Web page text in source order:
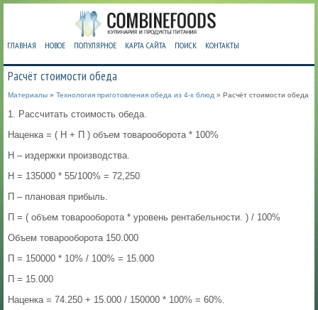
ГЛАВНАЯ НОВОЕ ПОПУЛЯРНОЕ КАРТА САЙТА ПОИСК КОНТАКТЫ
Расчёт стоимости обеда
Материалы » Технология приготовления обеда из 4-х блюд » Расчёт стоимости обеда
1. Рассчитать стоимость обеда.
Наценка = ( Н + П ) объем товарооборота * 100%
Н – издержки производства.
Н = 135000 * 55/100% = 72,250
П – плановая прибыль.
П = ( объем товарооборота * уровень рентабельности. ) / 100%
Объем товарооборота 150.000
П = 150000 * 10% / 100% = 15.000
П = 15.000
Наценка = 74.250 + 15.000 / 150000 * 100% = 60%.